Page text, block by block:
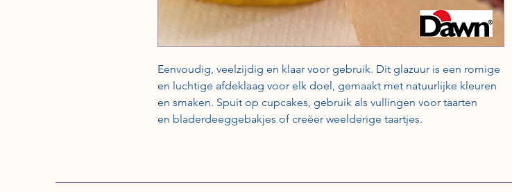
Eenvoudig, veelzijdig en klaar voor gebruik. Dit glazuur is een romige
en luchtige afdeklaag voor elk doel, gemaakt met natuurlijke kleuren
en smaken. Spuit op cupcakes, gebruik als vullingen voor taarten
en bladerdeeggebakjes of creëer weelderige taartjes.